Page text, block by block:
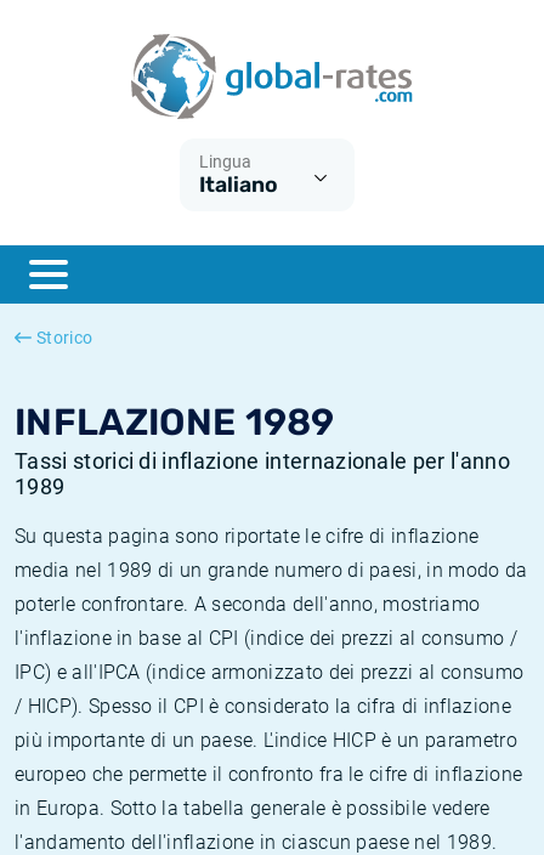
Lingua
Italiano
Storico
INFLAZIONE 1989
Tassi storici di inflazione internazionale per l'anno
1989
Su questa pagina sono riportate le cifre di inflazione
media nel 1989 di un grande numero di paesi, in modo da
poterle confrontare. A seconda dell'anno, mostriamo
l'inflazione in base al CPI (indice dei prezzi al consumo /
IPC) e all'IPCA (indice armonizzato dei prezzi al consumo
/ HICP). Spesso il CPI è considerato la cifra di inflazione
più importante di un paese. L'indice HICP è un parametro
europeo che permette il confronto fra le cifre di inflazione
in Europa. Sotto la tabella generale è possibile vedere
l'andamento dell'inflazione in ciascun paese nel 1989.
ESTER
SONIA
Cos'è l'inflazione CPI?
Cos'è l'inflazione HICP?
Inflazione Italia
Inflazione Stati Uniti
Tassi storici Euribor
Tassi storici di SONIA
Tassi storici di TONAR
Calcolatore dell’inflazione